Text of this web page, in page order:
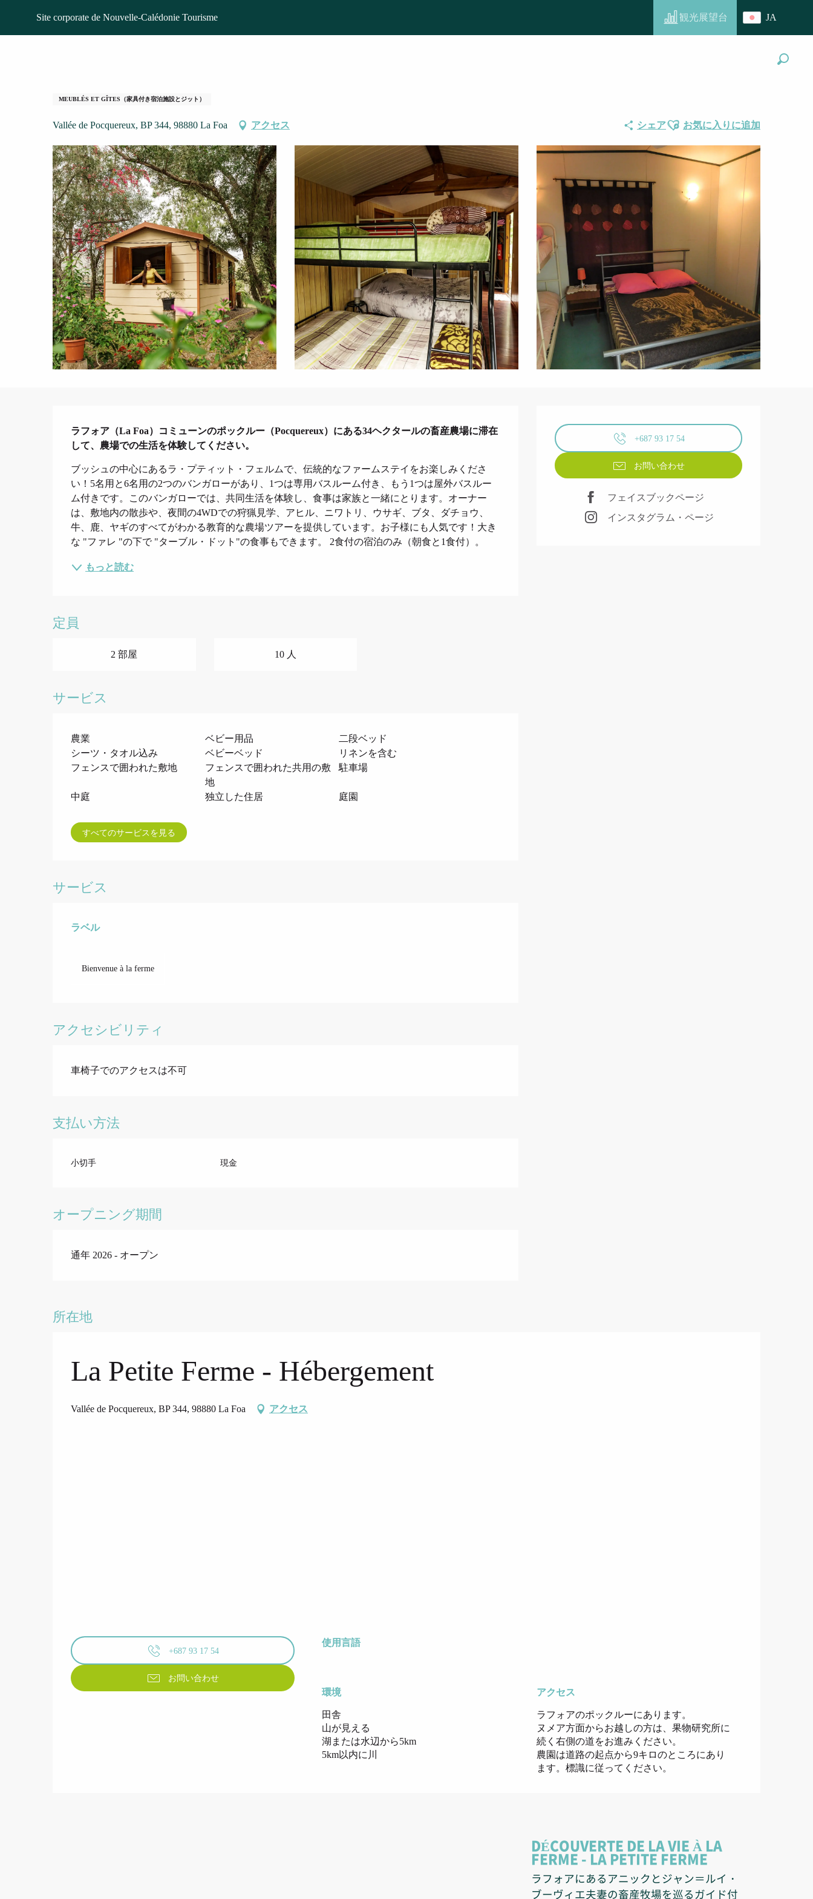
contenu
Site corporate de Nouvelle-Calédonie Tourisme 観光展望台 JA
ホームページ La Petite Ferme - Hébergement
MEUBLÉS ET GÎTES（家具付き宿泊施設とジット）
Vallée de Pocquereux, BP 344, 98880 La Foa アクセス シェアAjouter aux favoris
お気に入りに追加
営業時間と連絡先
+687 93 17 54
お問い合わせ
フェイスブックページ
インスタグラム・ページ
説明
ラフォア（La Foa）コミューンのポックルー（Pocquereux）にある34ヘクタールの畜産農場に滞在
して、農場での生活を体験してください。
ブッシュの中心にあるラ・プティット・フェルムで、伝統的なファームステイをお楽しみくださ
い！5名用と6名用の2つのバンガローがあり、1つは専用バスルーム付き、もう1つは屋外バスルー
ム付きです。このバンガローでは、共同生活を体験し、食事は家族と一緒にとります。オーナー
は、敷地内の散歩や、夜間の4WDでの狩猟見学、アヒル、ニワトリ、ウサギ、ブタ、ダチョウ、
牛、鹿、ヤギのすべてがわかる教育的な農場ツアーを提供しています。お子様にも人気です！大き
な "ファレ "の下で "ターブル・ドット"の食事もできます。 2食付の宿泊のみ（朝食と1食付）。
もっと読む
定員
2 部屋 10 人
サービス
農業 ベビー用品
二段ベッド
シーツ・タオル込み
ベビーベッド
リネンを含む
フェンスで囲われた敷地
フェンスで囲われた共用の敷
地
駐車場
中庭 独立した住居 庭園
すべてのサービスを見る
サービス
ラベル
ラベル
Bienvenue à la ferme
アクセシビリティ
車椅子でのアクセスは不可
支払い方法
小切手 現金
オープニング期間
通年 2026 - オープン
所在地
La Petite Ferme - Hébergement
Vallée de Pocquereux, BP 344, 98880 La Foa アクセス
+687 93 17 54
お問い合わせ
使用言語
使用言語
環境
環境
田舎
山が見える
湖または水辺から5km
5km以内に川
アクセス
アクセス
ラフォアのポックルーにあります。
ヌメア方面からお越しの方は、果物研究所に
続く右側の道をお進みください。
農園は道路の起点から9キロのところにあり
ます。標識に従ってください。
DÉCOUVERTE DE LA VIE À LA
FERME - LA PETITE FERME
ラフォアにあるアニックとジャン＝ルイ・
ブーヴィエ夫妻の畜産牧場を巡るガイド付